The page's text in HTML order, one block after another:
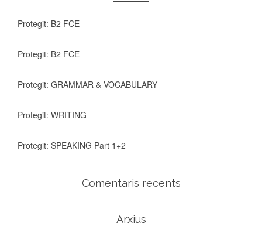
Protegit: B2 FCE
Protegit: B2 FCE
Protegit: GRAMMAR & VOCABULARY
Protegit: WRITING
Protegit: SPEAKING Part 1+2
Comentaris recents
Arxius